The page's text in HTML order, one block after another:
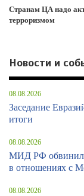
Странам ЦА надо
терроризмом
Новости и
08.08.2026
Заседание
итоги
08.08.2026
МИД РФ обвинил
в отношениях с
08.08.2026